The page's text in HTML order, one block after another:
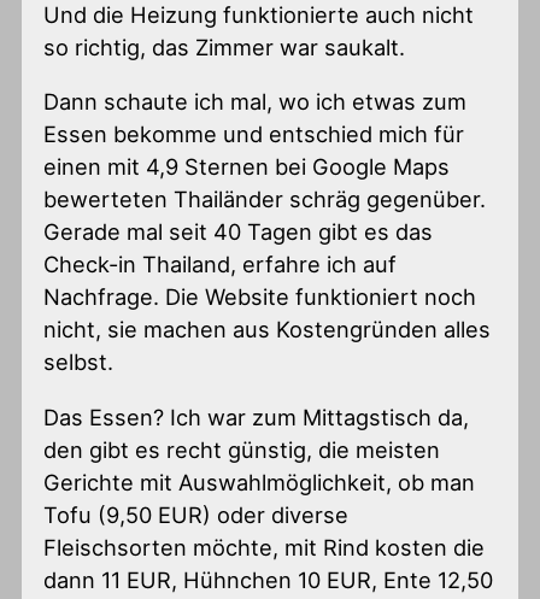
Und die Heizung funktionierte auch nicht
so richtig, das Zimmer war saukalt.
Dann schaute ich mal, wo ich etwas zum
Essen bekomme und entschied mich für
einen mit 4,9 Sternen bei Google Maps
bewerteten Thailänder schräg gegenüber.
Gerade mal seit 40 Tagen gibt es das
Check-in Thailand, erfahre ich auf
Nachfrage. Die Website funktioniert noch
nicht, sie machen aus Kostengründen alles
selbst.
Das Essen? Ich war zum Mittagstisch da,
den gibt es recht günstig, die meisten
Gerichte mit Auswahlmöglichkeit, ob man
Tofu (9,50 EUR) oder diverse
Fleischsorten möchte, mit Rind kosten die
dann 11 EUR, Hühnchen 10 EUR, Ente 12,50